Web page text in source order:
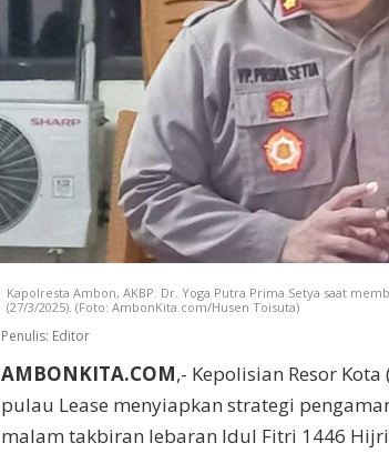
Kapolresta Ambon, AKBP. Dr. Yoga Putra Prima Setya saat
(27/3/2025). (Foto: AmbonKita.com/Husen Toisuta)
Penulis: Editor
AMBONKITA.COM,- Kepolisian Resor
pulau Lease menyiapkan strategi
malam takbiran lebaran Idul Fitri 1446